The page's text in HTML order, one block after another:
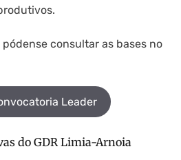
consultar as bases no
Leader
do GDR Limia-Arnoia